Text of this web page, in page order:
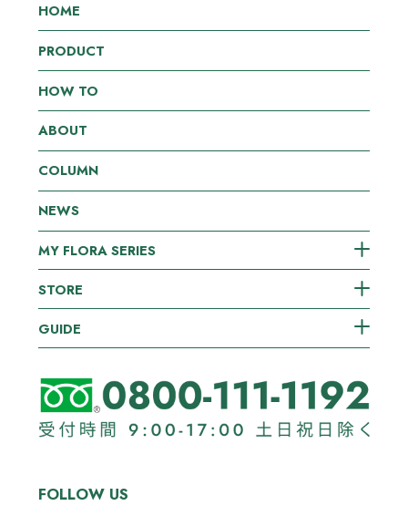
HOME
PRODUCT
HOW TO
ABOUT
COLUMN
NEWS
MY FLORA SERIES
STORE
GUIDE
FOLLOW US